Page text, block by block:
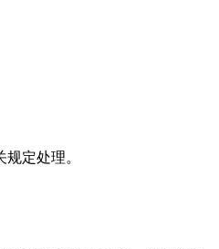
定处理。